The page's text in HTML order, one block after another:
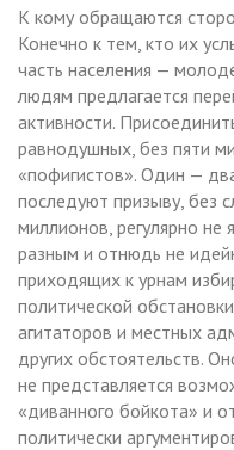
К кому обращаются
Конечно к тем, кто их
часть населения —
людям предлагается
активности.
равнодушных, без пяти
«пофигистов». Один —
последуют призыву, без
миллионов, регулярно
разным и отнюдь не
приходящих к урнам
политической
агитаторов и местных
других обстоятельств.
не представляется
«диванного бойкота» и
политически